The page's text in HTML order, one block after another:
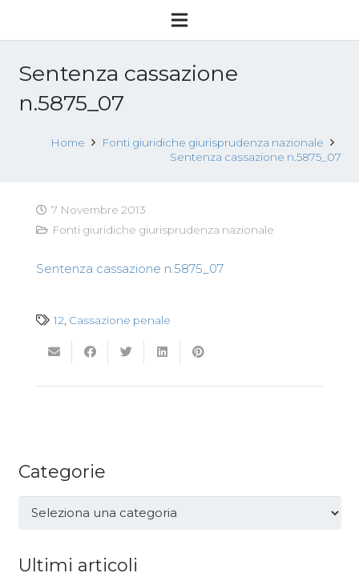
Sentenza cassazione
n.5875_07
Home
Fonti giuridiche giurisprudenza nazionale
Sentenza cassazione n.5875_07
7 Novembre 2013
Fonti giuridiche giurisprudenza nazionale
Sentenza cassazione n.5875_07
12 Cassazione penale
Categorie
Categorie
Ultimi articoli